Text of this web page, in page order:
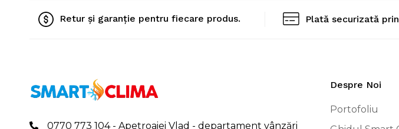
Retur și garanție pentru fiecare produs. Plată securizată
0770 773 104 - Apetroaiei Vlad - departament vânzări
Despre Noi
Portofoliu